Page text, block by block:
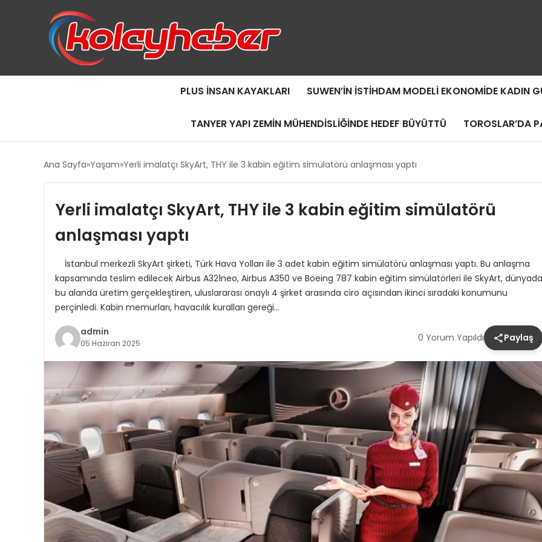
PLUS İNSAN KAYAKLARI SUWEN’IN İSTIHDAM MODELI EKONOMIDE KADIN
TANYER YAPI ZEMIN MÜHENDISLIĞINDE HEDEF BÜYÜTTÜ TOROSLAR’DA
Ana Sayfa Yaşam Yerli imalatçı SkyArt, THY ile 3 kabin eğitim simülatörü anlaşması yaptı
Yerli imalatçı SkyArt, THY ile 3 kabin eğitim simülatörü
anlaşması yaptı
İstanbul merkezli SkyArt şirketi, Türk Hava Yolları ile 3 adet kabin eğitim simülatörü anlaşması yaptı. Bu anlaşma
kapsamında teslim edilecek Airbus A321neo, Airbus A350 ve Boeing 787 kabin eğitim simülatörleri ile SkyArt, dünyada
bu alanda üretim gerçekleştiren, uluslararası onaylı 4 şirket arasında ciro açısından ikinci sıradaki konumunu
perçinledi. Kabin memurları, havacılık kuralları gereği…
admin
05 Haziran 2025 0 Yorum Yapıldı Paylaş